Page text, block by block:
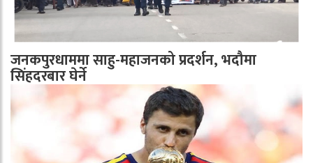
जनकपुरधाममा साहु-महाजनको प्रदर्शन, भदौमा
सिंहदरबार घेर्ने